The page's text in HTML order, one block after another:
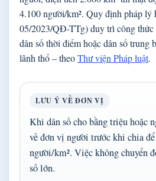
4.100 người/km². Quy định pháp lý
05/2023/QĐ-TTg) duy trì công thức
dân số thời điểm hoặc dân số trung
lãnh thổ – theoThư viện Pháp luật.
LƯU Ý VỀ ĐƠN VỊ
Khi dân số cho bằng triệu hoặc
về đơn vị người trước khi chia
người/km². Việc không chuyển
số lớn.